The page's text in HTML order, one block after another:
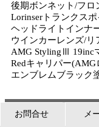
後期ボンネット/フロ
Lorinserトランクス
ヘッドライトインナ
ウインカーレンズ/リ
AMG StylingⅢ 19inc
Redキャリパー(AMG
エンブレムブラック
お問合せ メ